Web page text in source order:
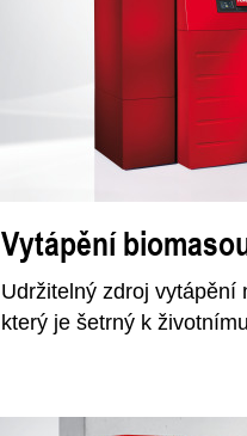
Vytápění
Udržitelný zdroj vytápění
který je šetrný k